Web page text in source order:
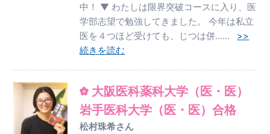
中！ ▼ わたしは限界突破コースに入り、医
学部志望で勉強してきました。 今年は私立
医を４つほど受けても、じつは併…… >>
続きを読む
大阪医科薬科大学（医・医）
岩手医科大学（医・医）合格
松村珠希さん